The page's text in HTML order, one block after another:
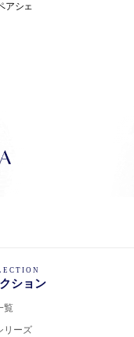
アシェ
ション
覧
リーズ